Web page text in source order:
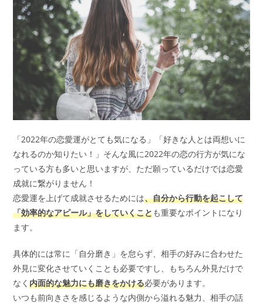
「2022年の恋愛運がとても気になる」「好きな人とは両想いに
なれるのか知りたい！」そんな風に2022年の恋の行方が気にな
っている方も多いと思いますが、ただ願っているだけでは恋愛
成就に繋がりません！
恋愛運を上げて成就させるためには、自分から行動を起こして
「効率的なアピール」をしていくことも重要なポイントになり
ます。
具体的には常に「自分磨き」を怠らず、相手の好みに合わせた
外見に変化させていくことも必要ですし、もちろん外見だけで
なく内面的な魅力にも磨きをかける必要があります。
いつも前向きさを感じるような内側から溢れる魅力、相手の話